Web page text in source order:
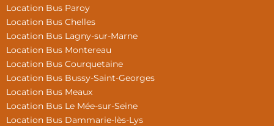
Location Bus Paroy
Location Bus Chelles
Location Bus Lagny-sur-Marne
Location Bus Montereau
Location Bus Courquetaine
Location Bus Bussy-Saint-Georges
Location Bus Meaux
Location Bus Le Mée-sur-Seine
Location Bus Dammarie-lès-Lys